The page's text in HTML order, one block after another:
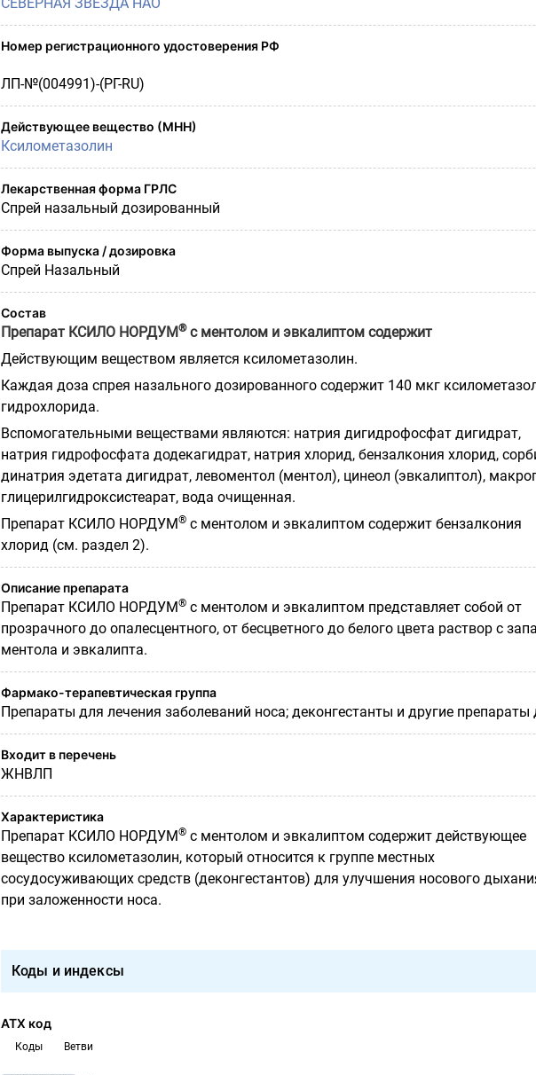
Номер регистрационного удостоверения РФ
ЛП-№(004991)-(РГ-RU)
Действующее вещество (МНН)
Ксилометазолин
Лекарственная форма ГРЛС
Спрей назальный дозированный
Форма выпуска / дозировка
Спрей Назальный
Состав
Препарат КСИЛО НОРДУМ®с ментолом и эвкалиптом содержит
Действующим веществом является ксилометазолин.
Каждая доза спрея назального дозированного содержит 140 мкг
гидрохлорида.
Вспомогательными веществами являются: натрия дигидрофосфат дигидрат,
натрия гидрофосфата додекагидрат, натрия хлорид, бензалкония хлорид,
динатрия эдетата дигидрат, левоментол (ментол), цинеол (эвкалиптол),
глицерилгидроксистеарат, вода очищенная.
Препарат КСИЛО НОРДУМ®с ментолом и эвкалиптом содержит бензалкония
хлорид (см. раздел 2).
Описание препарата
Препарат КСИЛО НОРДУМ®с ментолом и эвкалиптом представляет собой от
прозрачного до опалесцентного, от бесцветного до белого цвета раствор с
ментола и эвкалипта.
Фармако-терапевтическая группа
Препараты для лечения заболеваний носа; деконгестанты и другие
Входит в перечень
ЖНВЛП
Характеристика
Препарат КСИЛО НОРДУМ®с ментолом и эвкалиптом содержит действующее
вещество ксилометазолин, который относится к группе местных
сосудосуживающих средств (деконгестантов) для улучшения носового
при заложенности носа.
Коды и индексы
АТХ код
Коды Ветви